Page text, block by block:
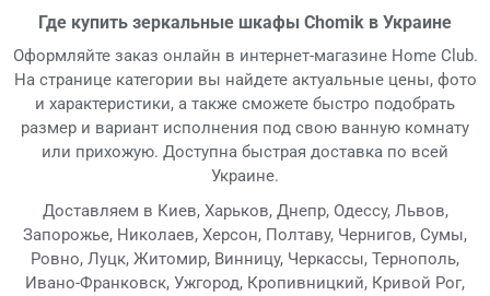
Где купить зеркальные шкафы Chomik в Украине
Оформляйте заказ онлайн в интернет-магазине Home Club.
На странице категории вы найдете актуальные цены, фото
и характеристики, а также сможете быстро подобрать
размер и вариант исполнения под свою ванную комнату
или прихожую. Доступна быстрая доставка по всей
Украине.
Доставляем в Киев, Харьков, Днепр, Одессу, Львов,
Запорожье, Николаев, Херсон, Полтаву, Чернигов, Сумы,
Ровно, Луцк, Житомир, Винницу, Черкассы, Тернополь,
Ивано-Франковск, Ужгород, Кропивницкий, Кривой Рог,